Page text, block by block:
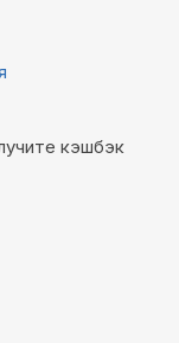
кэшбэк